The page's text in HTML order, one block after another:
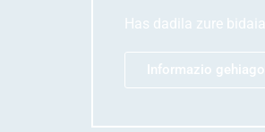
Has dadila zure bidaia!
Informazio gehiago